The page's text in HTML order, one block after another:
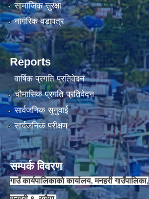
सामाजिक सुरक्षा
नागरिक वडापत्र
Reports
वार्षिक प्रगति प्रतिवेदन
चौमासिक प्रगति प्रतिवेदन
सार्वजनिक सुनुवाई
सार्वजनिक परीक्षण
सम्पर्क विवरण
गाउँ कार्यपालिकाको कार्यालय, मनहरी गाउँपालिका,